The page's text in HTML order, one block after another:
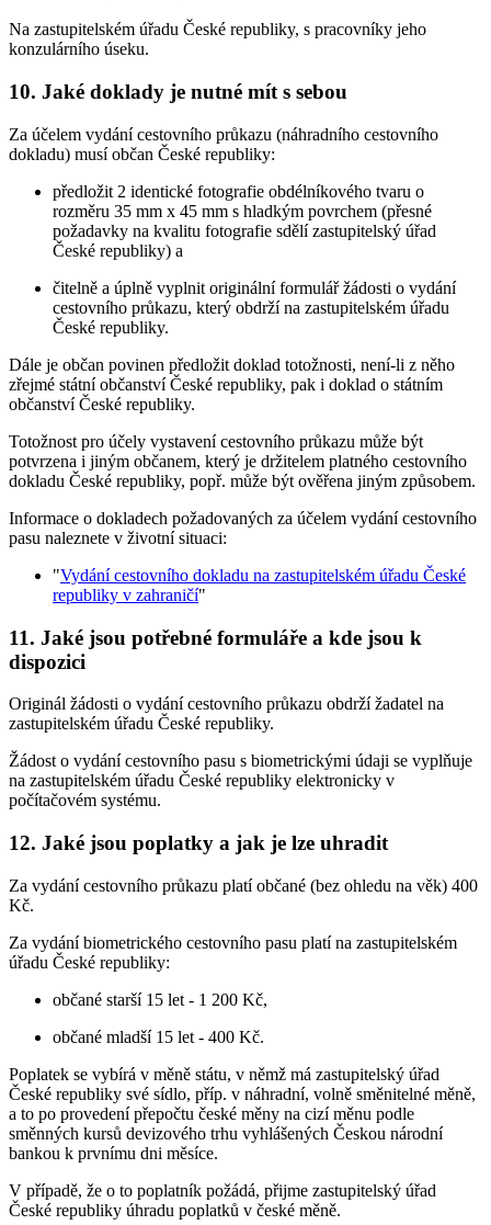
Na zastupitelském úřadu České republiky, s pracovníky jeho
konzulárního úseku.
10. Jaké doklady je nutné mít s sebou
Za účelem vydání cestovního průkazu (náhradního cestovního
dokladu) musí občan České republiky:
předložit 2 identické fotografie obdélníkového tvaru o
rozměru 35 mm x 45 mm s hladkým povrchem (přesné
požadavky na kvalitu fotografie sdělí zastupitelský úřad
České republiky) a
čitelně a úplně vyplnit originální formulář žádosti o vydání
cestovního průkazu, který obdrží na zastupitelském úřadu
České republiky.
Dále je občan povinen předložit doklad totožnosti, není-li z něho
zřejmé státní občanství České republiky, pak i doklad o státním
občanství České republiky.
Totožnost pro účely vystavení cestovního průkazu může být
potvrzena i jiným občanem, který je držitelem platného cestovního
dokladu České republiky, popř. může být ověřena jiným způsobem.
Informace o dokladech požadovaných za účelem vydání cestovního
pasu naleznete v životní situaci:
"Vydání cestovního dokladu na zastupitelském úřadu České
republiky v zahraničí"
11. Jaké jsou potřebné formuláře a kde jsou k
dispozici
Originál žádosti o vydání cestovního průkazu obdrží žadatel na
zastupitelském úřadu České republiky.
Žádost o vydání cestovního pasu s biometrickými údaji se vyplňuje
na zastupitelském úřadu České republiky elektronicky v
počítačovém systému.
12. Jaké jsou poplatky a jak je lze uhradit
Za vydání cestovního průkazu platí občané (bez ohledu na věk) 400
Kč.
Za vydání biometrického cestovního pasu platí na zastupitelském
úřadu České republiky:
občané starší 15 let - 1 200 Kč,
občané mladší 15 let - 400 Kč.
Poplatek se vybírá v měně státu, v němž má zastupitelský úřad
České republiky své sídlo, příp. v náhradní, volně směnitelné měně,
a to po provedení přepočtu české měny na cizí měnu podle
směnných kursů devizového trhu vyhlášených Českou národní
bankou k prvnímu dni měsíce.
V případě, že o to poplatník požádá, přijme zastupitelský úřad
České republiky úhradu poplatků v české měně.